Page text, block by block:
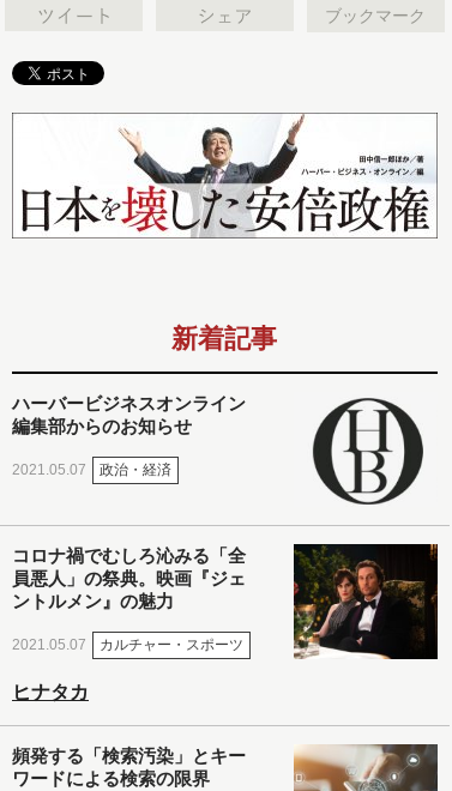
ブックマーク
新着記事
ハーバービジネスオンライン
編集部からのお知らせ
2021.05.07 政治・経済
コロナ禍でむしろ沁みる「全
員悪人」の祭典。映画『ジェ
ントルメン』の魅力
2021.05.07 カルチャー・スポーツ
ヒナタカ
頻発する「検索汚染」とキー
ワードによる検索の限界